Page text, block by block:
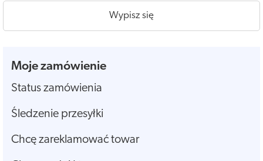
Wypisz się
Moje zamówienie
Status zamówienia
Śledzenie przesyłki
Chcę zareklamować towar